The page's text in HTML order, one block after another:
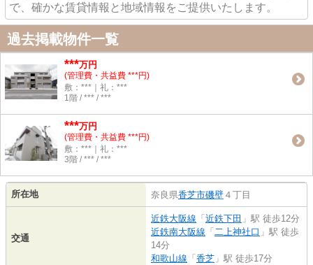
で、確かな賃貸情報と地域情報をご提供いたします。
過去掲載物件一覧
***万円
(管理費・共益費 ***円)
敷：***｜礼：***
1階 / *** / ***
***万円
(管理費・共益費 ***円)
敷：***｜礼：***
3階 / *** / ***
所在地 奈良県香芝市磯壁 ４丁目
交通
近鉄大阪線 「 近鉄下田 」駅 徒歩12分
近鉄南大阪線 「 二上神社口 」駅 徒歩
14分
和歌山線 「 香芝 」駅 徒歩17分